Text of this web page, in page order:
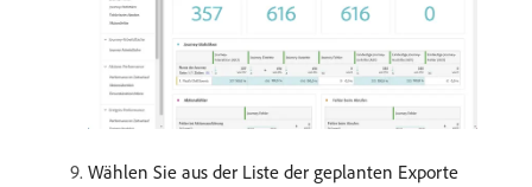
Wählen Sie aus der Liste der geplanten Exporte